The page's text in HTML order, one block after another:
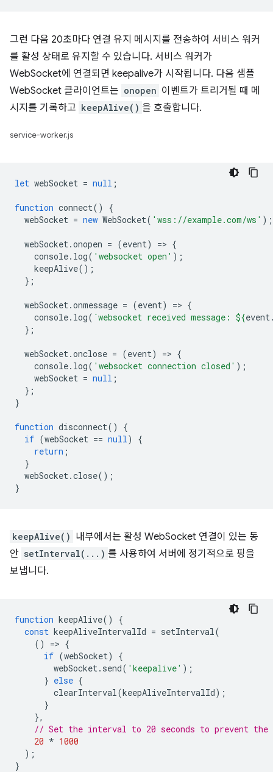
그런 다음 20초마다 연결 유지 메시지를 전송하여 서비스 워커
를 활성 상태로 유지할 수 있습니다. 서비스 워커가
WebSocket에 연결되면 keepalive가 시작됩니다. 다음 샘플
WebSocket 클라이언트는 onopen 이벤트가 트리거될 때 메
시지를 기록하고 keepAlive() 을 호출합니다.
service-worker.js
let webSocket = null ;
function connect()
{
webSocket = new WebSocket( 'wss://example.com/ws' );
webSocket.onopen = (event) => {
console. log( 'websocket open' );
keepAlive();
};
webSocket.onmessage = (event) => {
console. log( `websocket received message: ${event
};
webSocket.onclose = (event) => {
console. log( 'websocket connection closed' );
webSocket = null ;
};
}
function disconnect()
{
if (webSocket == null)
{
return ;
}
webSocket.close();
}
keepAlive() 내부에서는 활성 WebSocket 연결이 있는 동
안 setInterval(...) 를 사용하여 서버에 정기적으로 핑을
보냅니다.
function keepAlive()
{
const keepAliveIntervalId = setInterval(
()
=> {
if (webSocket)
{
webSocket. send( 'keepalive' );
} else {
clearInterval(keepAliveIntervalId);
}
},
// Set the interval to 20 seconds to prevent the
20 * 1000
);
}